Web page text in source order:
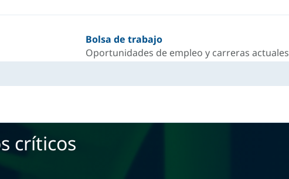
Bolsa de trabajo
Oportunidades de empleo y carreras actuales
críticos